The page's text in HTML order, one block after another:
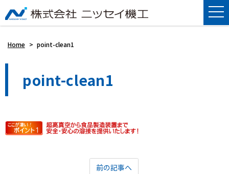
Home > point-clean1
point-clean1
前の記事へ